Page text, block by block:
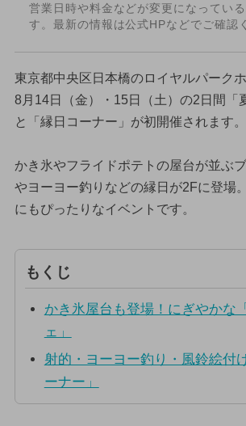
営業日時や料金などが変更になってい
す。最新の情報は公式HPなどでご確認
東京都中央区日本橋のロイヤルパーク
8月14日（金）・15日（土）の2日間「
と「縁日コーナー」が初開催されます。
かき氷やフライドポテトの屋台が並ぶ
やヨーヨー釣りなどの縁日が2Fに登場
にもぴったりなイベントです。
もくじ
かき氷屋台も登場！にぎやかな
ェ」
射的・ヨーヨー釣り・風鈴絵付
ーナー」